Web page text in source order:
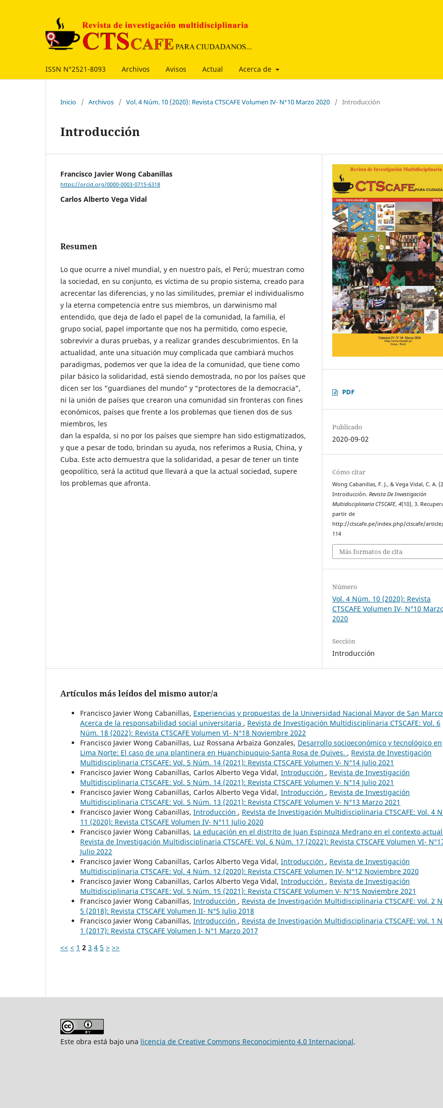
ISSN N°2521-8093 Archivos Avisos Actual Acerca de
Inicio / Archivos / Vol. 4 Núm. 10 (2020): Revista CTSCAFE Volumen IV- N°10 Marzo 2020 / Introducción
Introducción
Francisco Javier Wong Cabanillas
https://orcid.org/0000-0003-0715-6318
Carlos Alberto Vega Vidal
Resumen
Lo que ocurre a nivel mundial, y en nuestro país, el Perú; muestran como
la sociedad, en su conjunto, es víctima de su propio sistema, creado para
acrecentar las diferencias, y no las similitudes, premiar el individualismo
y la eterna competencia entre sus miembros, un darwinismo mal
entendido, que deja de lado el papel de la comunidad, la familia, el
grupo social, papel importante que nos ha permitido, como especie,
sobrevivir a duras pruebas, y a realizar grandes descubrimientos. En la
actualidad, ante una situación muy complicada que cambiará muchos
paradigmas, podemos ver que la idea de la comunidad, que tiene como
pilar básico la solidaridad, está siendo demostrada, no por los países que
dicen ser los “guardianes del mundo” y “protectores de la democracia”,
ni la unión de países que crearon una comunidad sin fronteras con fines
económicos, países que frente a los problemas que tienen dos de sus
miembros, les
dan la espalda, si no por los países que siempre han sido estigmatizados,
y que a pesar de todo, brindan su ayuda, nos referimos a Rusia, China, y
Cuba. Este acto demuestra que la solidaridad, a pesar de tener un tinte
geopolítico, será la actitud que llevará a que la actual sociedad, supere
los problemas que afronta.
PDF
Publicado
2020-09-02
Cómo citar
Wong Cabanillas, F. J., & Vega Vidal, C. A.
Introducción.Revista De Investigación
Multidisciplinaria CTSCAFE,4(10), 3.
partir de
http://ctscafe.pe/index.php/ctscafe/
114
Más formatos de cita
Número
Vol. 4 Núm. 10 (2020): Revista
CTSCAFE Volumen IV- N°10
2020
Sección
Introducción
Artículos más leídos del mismo autor/a
Francisco Javier Wong Cabanillas, Experiencias y propuestas de la Universidad Nacional Mayor de San
Acerca de la responsabilidad social universitaria , Revista de Investigación Multidisciplinaria CTSCAFE: Vol. 6
Núm. 18 (2022): Revista CTSCAFE Volumen VI- N°18 Noviembre 2022
Francisco Javier Wong Cabanillas, Luz Rossana Arbaiza Gonzales, Desarrollo socioeconómico y tecnológico en
Lima Norte: El caso de una plantinera en Huanchipuquio-Santa Rosa de Quives. , Revista de Investigación
Multidisciplinaria CTSCAFE: Vol. 5 Núm. 14 (2021): Revista CTSCAFE Volumen V- N°14 Julio 2021
Francisco Javier Wong Cabanillas, Carlos Alberto Vega Vidal, Introducción , Revista de Investigación
Multidisciplinaria CTSCAFE: Vol. 5 Núm. 14 (2021): Revista CTSCAFE Volumen V- N°14 Julio 2021
Francisco Javier Wong Cabanillas, Carlos Alberto Vega Vidal, Introducción , Revista de Investigación
Multidisciplinaria CTSCAFE: Vol. 5 Núm. 13 (2021): Revista CTSCAFE Volumen V- N°13 Marzo 2021
Francisco Javier Wong Cabanillas, Introducción , Revista de Investigación Multidisciplinaria CTSCAFE: Vol. 4
11 (2020): Revista CTSCAFE Volumen IV- N°11 Julio 2020
Francisco Javier Wong Cabanillas, La educación en el distrito de Juan Espinoza Medrano en el contexto actual
Revista de Investigación Multidisciplinaria CTSCAFE: Vol. 6 Núm. 17 (2022): Revista CTSCAFE Volumen VI-
Julio 2022
Francisco Javier Wong Cabanillas, Carlos Alberto Vega Vidal, Introducción , Revista de Investigación
Multidisciplinaria CTSCAFE: Vol. 4 Núm. 12 (2020): Revista CTSCAFE Volumen IV- N°12 Noviembre 2020
Francisco Javier Wong Cabanillas, Carlos Alberto Vega Vidal, Introducción , Revista de Investigación
Multidisciplinaria CTSCAFE: Vol. 5 Núm. 15 (2021): Revista CTSCAFE Volumen V- N°15 Noviembre 2021
Francisco Javier Wong Cabanillas, Introducción , Revista de Investigación Multidisciplinaria CTSCAFE: Vol. 2
5 (2018): Revista CTSCAFE Volumen II- N°5 Julio 2018
Francisco Javier Wong Cabanillas, Introducción , Revista de Investigación Multidisciplinaria CTSCAFE: Vol. 1
1 (2017): Revista CTSCAFE Volumen I- N°1 Marzo 2017
<< < 1 2 3 4 5 > >>
Este obra está bajo una licencia de Creative Commons Reconocimiento 4.0 Internacional.